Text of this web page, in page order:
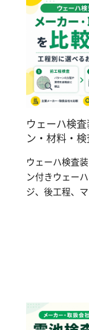
ウェーハ検
ン・材料・
ウェーハ検査
ン付きウェー
ジ、後工程、